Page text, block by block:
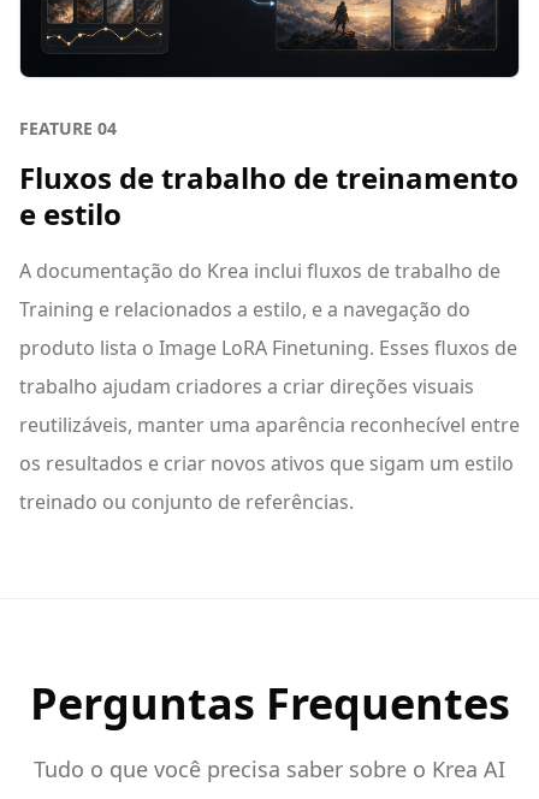
FEATURE 04
Fluxos de trabalho de treinamento
e estilo
A documentação do Krea inclui fluxos de trabalho de
Training e relacionados a estilo, e a navegação do
produto lista o Image LoRA Finetuning. Esses fluxos de
trabalho ajudam criadores a criar direções visuais
reutilizáveis, manter uma aparência reconhecível entre
os resultados e criar novos ativos que sigam um estilo
treinado ou conjunto de referências.
Perguntas Frequentes
Tudo o que você precisa saber sobre o Krea AI